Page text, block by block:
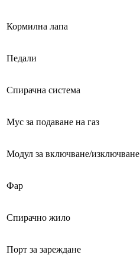
Кормилна лапа
Педали
Спирачна система
Мус за подаване на газ
Модул за включване/изключване
Фар
Спирачно жило
Порт за зареждане